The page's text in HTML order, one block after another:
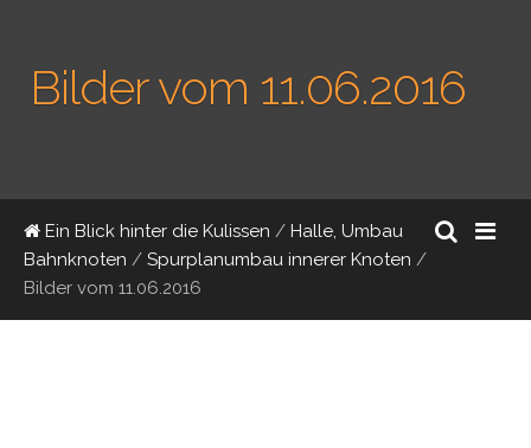
Bilder vom 11.06.2016
Ein Blick hinter die Kulissen / Halle, Umbau
Bahnknoten / Spurplanumbau innerer Knoten /
Bilder vom 11.06.2016